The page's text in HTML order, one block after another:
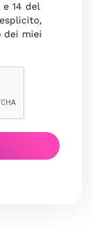
14 del
dei miei